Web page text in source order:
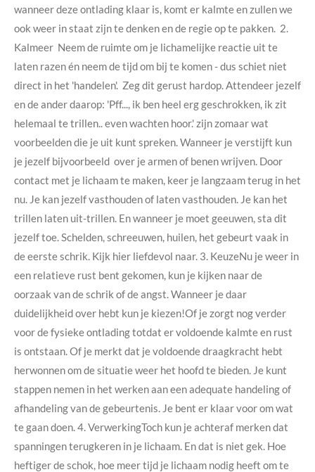
wanneer deze ontlading klaar is, komt er kalmte en zullen we
ook weer in staat zijn te denken en de regie op te pakken. 2.
Kalmeer Neem de ruimte om je lichamelijke reactie uit te
laten razen én neem de tijd om bij te komen - dus schiet niet
direct in het 'handelen'. Zeg dit gerust hardop. Attendeer jezelf
en de ander daarop: 'Pff..., ik ben heel erg geschrokken, ik zit
helemaal te trillen.. even wachten hoor.' zijn zomaar wat
voorbeelden die je uit kunt spreken. Wanneer je verstijft kun
je jezelf bijvoorbeeld over je armen of benen wrijven. Door
contact met je lichaam te maken, keer je langzaam terug in het
nu. Je kan jezelf vasthouden of laten vasthouden. Je kan het
trillen laten uit-trillen. En wanneer je moet geeuwen, sta dit
jezelf toe. Schelden, schreeuwen, huilen, het gebeurt vaak in
de eerste schrik. Kijk hier liefdevol naar. 3. KeuzeNu je weer in
een relatieve rust bent gekomen, kun je kijken naar de
oorzaak van de schrik of de angst. Wanneer je daar
duidelijkheid over hebt kun je kiezen!Of je zorgt nog verder
voor de fysieke ontlading totdat er voldoende kalmte en rust
is ontstaan. Of je merkt dat je voldoende draagkracht hebt
herwonnen om de situatie weer het hoofd te bieden. Je kunt
stappen nemen in het werken aan een adequate handeling of
afhandeling van de gebeurtenis. Je bent er klaar voor om wat
te gaan doen. 4. VerwerkingToch kun je achteraf merken dat
spanningen terugkeren in je lichaam. En dat is niet gek. Hoe
heftiger de schok, hoe meer tijd je lichaam nodig heeft om te